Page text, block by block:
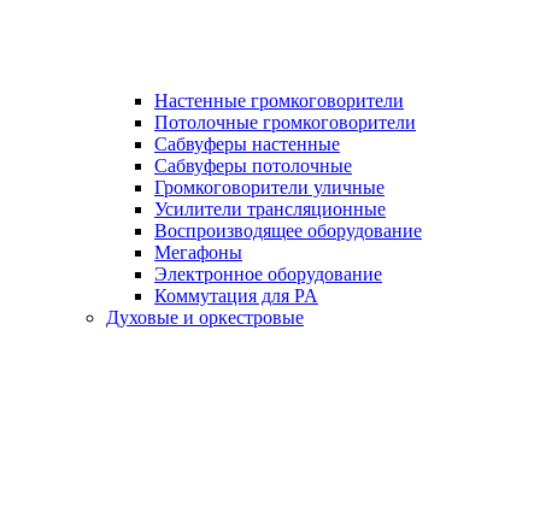
Настенные громкоговорители
Потолочные громкоговорители
Сабвуферы настенные
Сабвуферы потолочные
Громкоговорители уличные
Усилители трансляционные
Воспроизводящее оборудование
Мегафоны
Электронное оборудование
Коммутация для PA
Духовые и оркестровые